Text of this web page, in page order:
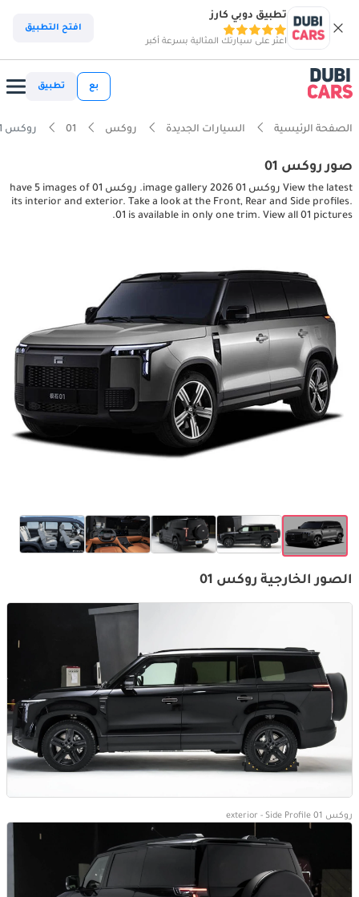
تطبيق دوبي كارز
اعثر على سيارتك المثالية بسرعة أكبر
افتح التطبيق
بع تطبيق
الصفحة الرئيسية السيارات الجديدة روكس 01 روكس 01 interior, exterior pictures
صور روكس 01
View the latest روكس 01 2026 image gallery. روكس 01 have 5 images of
its interior and exterior. Take a look at the Front, Rear and Side profiles.
01 is available in only one trim. View all 01 pictures.
الصور الخارجية روكس 01
روكس 01 exterior - Side Profile